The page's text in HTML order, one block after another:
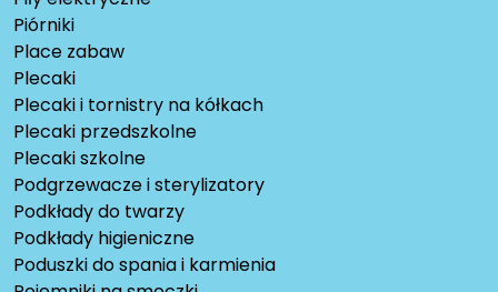
Piórniki
Place zabaw
Plecaki
Plecaki i tornistry na kółkach
Plecaki przedszkolne
Plecaki szkolne
Podgrzewacze i sterylizatory
Podkłady do twarzy
Podkłady higieniczne
Poduszki do spania i karmienia